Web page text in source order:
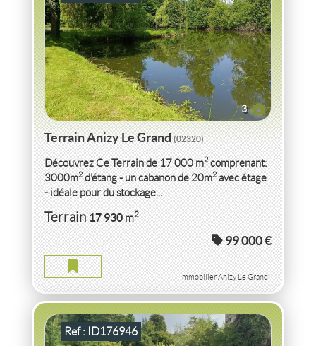
3
Terrain Anizy Le Grand(02320)
Découvrez Ce Terrain de 17 000 m2comprenant:
3000m2d'étang - un cabanon de 20m2avec étage
- idéale pour du stockage...
Terrain17 930m2
99 000 €
Immobilier Anizy Le Grand
Ref : ID176946
VENTE TERRAINAISNE
TERRAIN AISNE
Terrain963m2